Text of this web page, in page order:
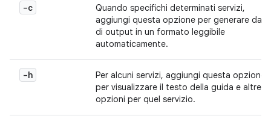
-c
Quando specifichi determinati servizi,
aggiungi questa opzione per generare dati
di output in un formato leggibile
automaticamente.
-h
Per alcuni servizi, aggiungi questa opzione
per visualizzare il testo della guida e altre
opzioni per quel servizio.